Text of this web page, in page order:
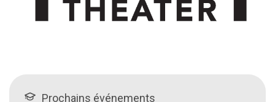
Prochains événements